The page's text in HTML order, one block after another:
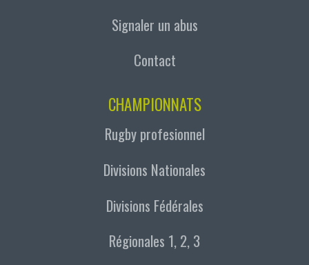
Signaler un abus
Contact
CHAMPIONNATS
Rugby profesionnel
Divisions Nationales
Divisions Fédérales
Régionales 1, 2, 3